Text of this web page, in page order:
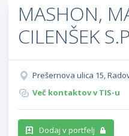
MASHON,
CILENŠEK
Prešernova ulica 15,
Več kontaktov v TIS-u
Dodaj v portfelj